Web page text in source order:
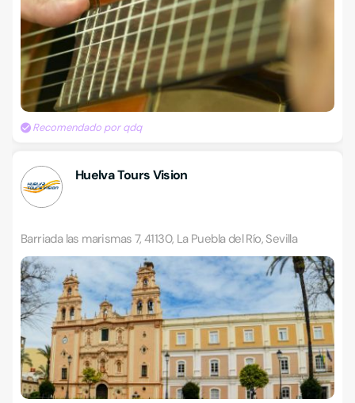
Recomendado por qdq
Huelva Tours Vision
Barriada las marismas 7, 41130, La Puebla del Río, Sevilla